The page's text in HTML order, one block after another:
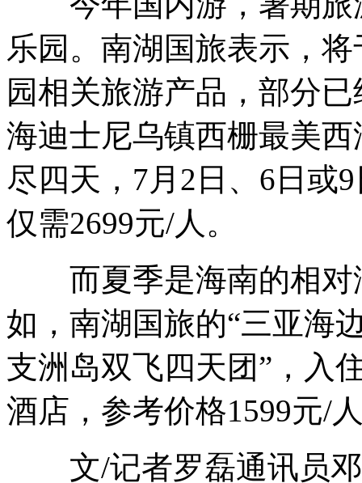
乐园。南湖国旅表示，
园相关旅游产品，部分
海迪士尼乌镇西栅最美
尽四天，7月2日、6日或
仅需2699元/人。
而夏季是海南的相对
如，南湖国旅的“三亚海
支洲岛双飞四天团”，入
酒店，参考价格1599元/
文/记者罗磊通讯员邓